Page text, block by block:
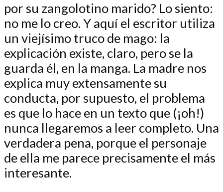
por su zangolotino marido? Lo siento:
no me lo creo. Y aquí el escritor utiliza
un viejísimo truco de mago: la
explicación existe, claro, pero se la
guarda él, en la manga. La madre nos
explica muy extensamente su
conducta, por supuesto, el problema
es que lo hace en un texto que (¡oh!)
nunca llegaremos a leer completo. Una
verdadera pena, porque el personaje
de ella me parece precisamente el más
interesante.